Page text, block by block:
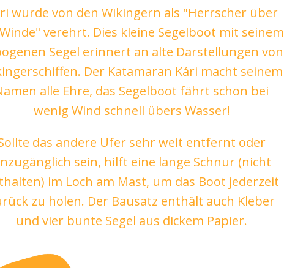
wurde von den Wikingern als "Herrscher über
verehrt. Dies kleine Segelboot mit seinem
Segel erinnert an alte Darstellungen von
Der Katamaran Kári macht seinem
alle Ehre, das Segelboot fährt schon bei
wenig Wind schnell übers Wasser!
das andere Ufer sehr weit entfernt oder
sein, hilft eine lange Schnur (nicht
im Loch am Mast, um das Boot jederzeit
zu holen. Der Bausatz enthält auch Kleber
und vier bunte Segel aus dickem Papier.